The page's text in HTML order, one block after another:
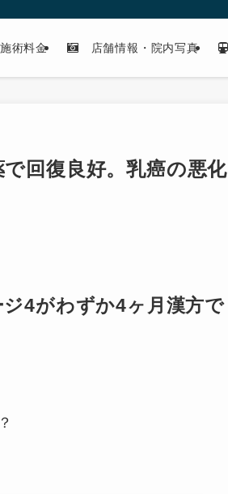
術料金 店舗情報・院内写真
回復良好。乳癌の悪化
4がわずか4ヶ月漢方で